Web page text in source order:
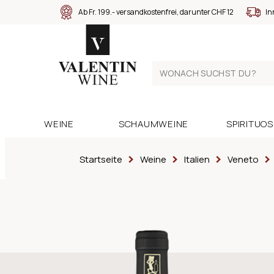
Ab Fr. 199.- versandkostenfrei, darunter CHF 12
WEINE SCHAUMWEINE
Startseite Weine Italien Veneto